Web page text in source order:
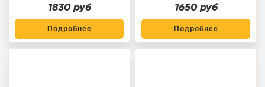
1830 руб
Подробнее
1650 руб
Подробнее